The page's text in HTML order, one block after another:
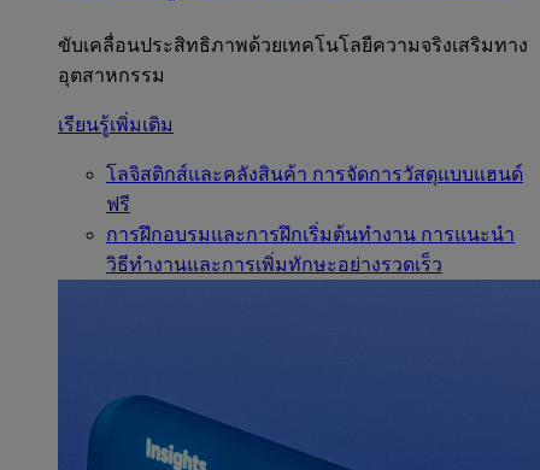
ขับเคลื่อนประสิทธิภาพด้วยเทคโนโลยีความจริงเสริมทาง
อุตสาหกรรม
เรียนรู้เพิ่มเติม
โลจิสติกส์และคลังสินค้า การจัดการวัสดุแบบแฮนด์
ฟรี
การฝึกอบรมและการฝึกเริ่มต้นทำงาน การแนะนำ
วิธีทำงานและการเพิ่มทักษะอย่างรวดเร็ว